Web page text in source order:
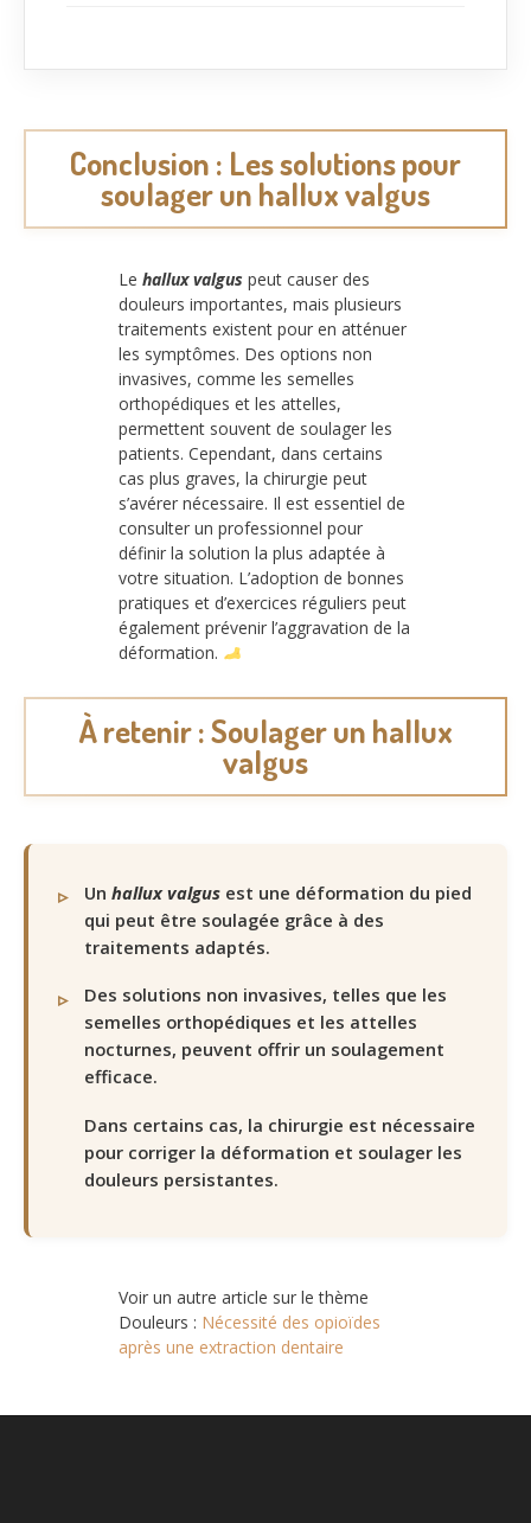
Conclusion : Les solutions pour
soulager un hallux valgus
Le hallux valgus peut causer des
douleurs importantes, mais plusieurs
traitements existent pour en atténuer
les symptômes. Des options non
invasives, comme les semelles
orthopédiques et les attelles,
permettent souvent de soulager les
patients. Cependant, dans certains
cas plus graves, la chirurgie peut
s’avérer nécessaire. Il est essentiel de
consulter un professionnel pour
définir la solution la plus adaptée à
votre situation. L’adoption de bonnes
pratiques et d’exercices réguliers peut
également prévenir l’aggravation de la
déformation.
À retenir : Soulager un hallux
valgus
Un hallux valgus est une déformation du pied
qui peut être soulagée grâce à des
traitements adaptés.
Des solutions non invasives, telles que les
semelles orthopédiques et les attelles
nocturnes, peuvent offrir un soulagement
efficace.
Dans certains cas, la chirurgie est nécessaire
pour corriger la déformation et soulager les
douleurs persistantes.
Voir un autre article sur le thème
Douleurs : Nécessité des opioïdes
après une extraction dentaire